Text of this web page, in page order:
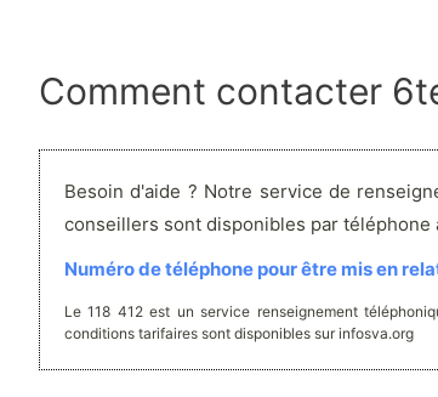
Comment contacter
Besoin d'aide ? Notre service de
conseillers sont disponibles par téléphone
Numéro de téléphone pour être mis en
Le 118 412 est un service renseignement
conditions tarifaires sont disponibles sur infosva.org